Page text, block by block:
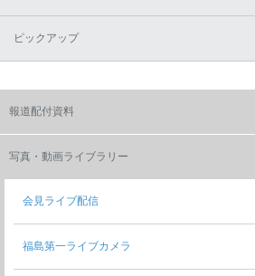
ピックアップ
報道配付資料
写真・動画ライブラリー
会見ライブ配信
福島第一ライブカメラ